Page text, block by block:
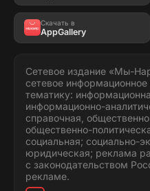
Скачать в
AppGallery
Сетевое издание «Мы-
сетевое
тематику:
информационно-
справочная,
общественно-
социальная; социально-
юридическая; реклама
с законодательством
рекламе.